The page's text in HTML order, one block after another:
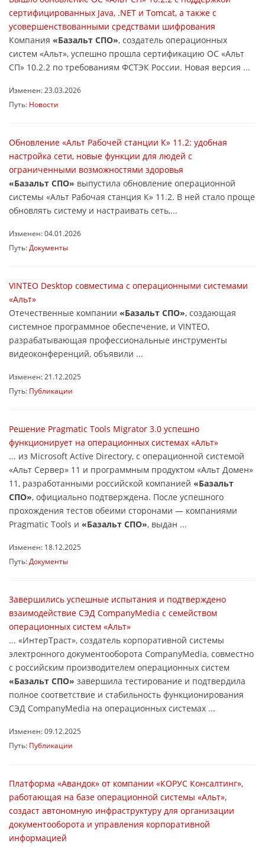
сертифицированных Java, .NET и Tomcat, а также с
усовершенствованными средствами шифрования
Компания «Базальт СПО», создатель операционных
систем «Альт», успешно прошла сертификацию ОС «Альт
СП» 10.2.2 по требованиям ФСТЭК России. Новая версия ...
Изменен: 23.03.2026
Путь: Новости
Обновление «Альт Рабочей станции К» 11.2: удобная
настройка сети, новые функции для людей с
ограниченными возможностями здоровья
«Базальт СПО» выпустила обновление операционной
системы «Альт Рабочая станция К» 11.2. В ней стало проще
обновлять систему и настраивать сеть,...
Изменен: 04.01.2026
Путь: Документы
VINTEO Desktop совместима с операционными системами
«Альт»
Отечественные компании «Базальт СПО», создающая
системное программное обеспечение, и VINTEO,
разрабатывающая профессиональные инструменты
видеоконференций, объявили ...
Изменен: 21.12.2025
Путь: Публикации
Решение Pragmatic Tools Migrator 3.0 успешно
функционирует на операционных системах «Альт»
... из Microsoft Active Directory, с операционной системой
«Альт Сервер» 11 и программным продуктом «Альт Домен»
11, разработанными российской компанией «Базальт
СПО», официально подтверждена. После успешного
прохождения тестов обеими сторонами — компаниями
Pragmatic Tools и «Базальт СПО», выдан ...
Изменен: 18.12.2025
Путь: Документы
Завершились успешные испытания и подтверждено
взаимодействие СЭД CompanyMedia с семейством
операционных систем «Альт»
... «ИнтерТраст», создатель корпоративной системы
электронного документооборота CompanyMedia, совместно
с российским производителем операционных систем
«Базальт СПО» завершила тестирование и подтвердила
полное соответствие и стабильность функционирования
СЭД CompanyMedia на операционных системах ...
Изменен: 09.12.2025
Путь: Публикации
Платформа «Авандок» от компании «КОРУС Консалтинг»,
работающая на базе операционной системы «Альт»,
создаст автономную инфраструктуру для организации
документооборота и управления корпоративной
информацией